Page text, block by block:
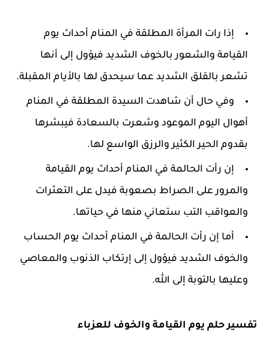
إذا رات المرأة المطلقة في المنام أحداث يوم
القيامة والشعور بالخوف الشديد فيؤول إلى أنها
تشعر بالقلق الشديد عما سيحدق لها بالأيام المقبلة.
وفي حال أن شاهدت السيدة المطلقة في المنام
أهوال اليوم الموعود وشعرت بالسعادة فيبشرها
بقدوم الحير الكثير والرزق الواسع لها.
إن رأت الحالمة في المنام أحداث يوم القيامة
والمرور على الصراط بصعوبة فيدل على التعثرات
والعواقب التب ستعاني منها في حياتها.
أما إن رأت الحالمة في المنام أحداث يوم الحساب
والخوف الشديد فيؤول إلى إرتكاب الذنوب والمعاصي
وعليها بالتوبة إلى الله.
تفسير حلم يوم القيامة والخوف للعزباء